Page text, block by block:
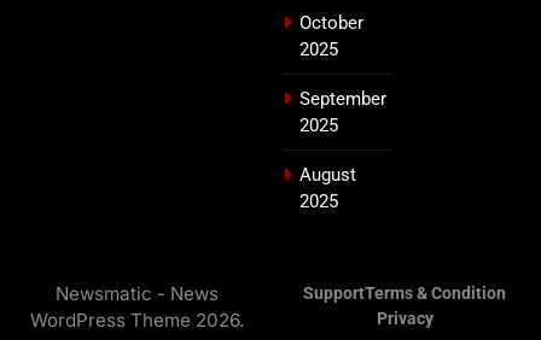
October
2025
September
2025
August
2025
Newsmatic - News
WordPress Theme 2026.
SupportTerms & Condition
Privacy